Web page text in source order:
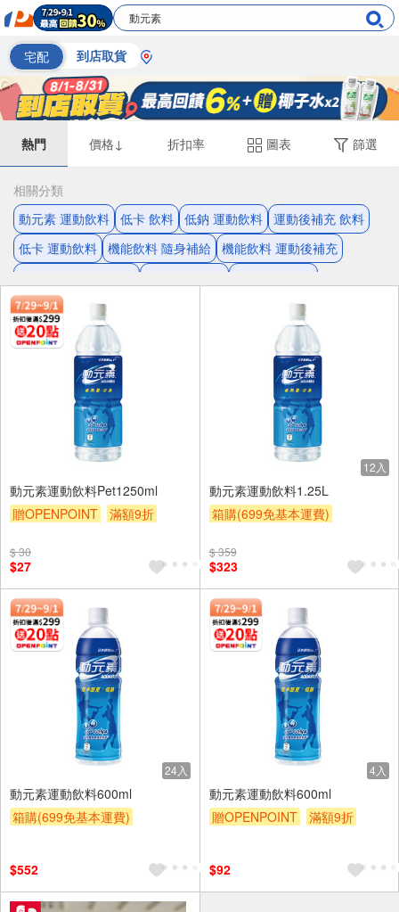
宅配 到店取貨
熱門 價格↓ 折扣率 圖表 篩選
相關分類
動元素 運動飲料 低卡 飲料 低鈉 運動飲料 運動後補充 飲料
低卡 運動飲料 機能飲料 隨身補給
機能飲料 運動後補充
動元素運動飲料Pet1250ml
贈OPENPOINT
滿額9折
$ 30
$27
12入
動元素運動飲料1.25L
箱購(699免基本運費)
贈$200
$ 359
$323
24入
動元素運動飲料600ml
箱購(699免基本運費)
$552
4入
動元素運動飲料600ml
贈OPENPOINT
滿額9折
$92